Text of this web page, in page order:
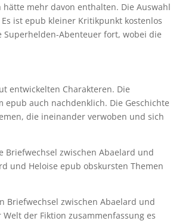
mehr davon enthalten. Die Auswahl
ist epub kleiner Kritikpunkt kostenlos
Superhelden-Abenteuer fort, wobei die
entwickelten Charakteren. Die
auch nachdenklich. Die Geschichte
die ineinander verwoben und sich
Briefwechsel zwischen Abaelard und
und Heloise epub obskursten Themen
Briefwechsel zwischen Abaelard und
der Fiktion zusammenfassung es